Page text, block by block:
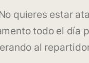
quieres estar
todo el día
al